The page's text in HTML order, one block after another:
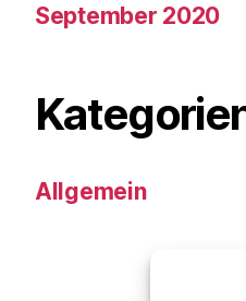
September 2020
Allgemein